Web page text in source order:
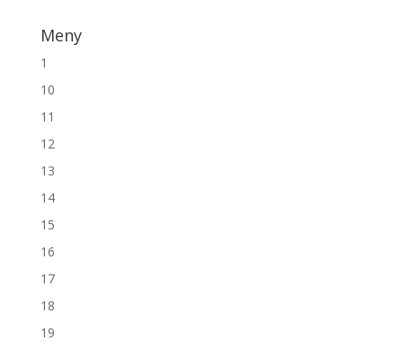
Meny
1
10
11
12
13
14
15
16
17
18
19